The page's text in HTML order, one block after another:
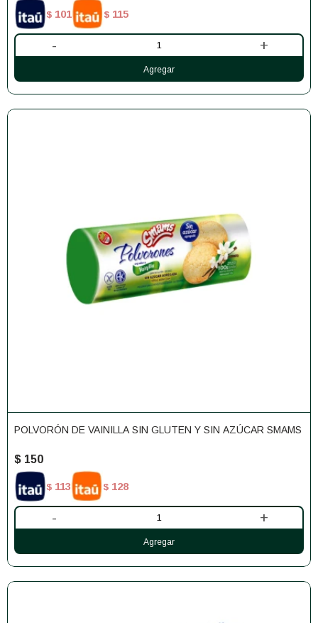
$ 101 $ 115
- +
POLVORÓN DE VAINILLA SIN GLUTEN Y SIN AZÚCAR SMAMS
$ 150
$ 113 $ 128
- +